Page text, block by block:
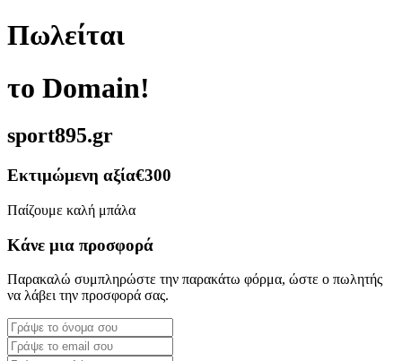
Πωλείται
το Domain!
sport895.gr
Εκτιμώμενη αξία€300
Παίζουμε καλή μπάλα
Κάνε μια προσφορά
Παρακαλώ συμπληρώστε την παρακάτω φόρμα, ώστε ο πωλητής
να λάβει την προσφορά σας.